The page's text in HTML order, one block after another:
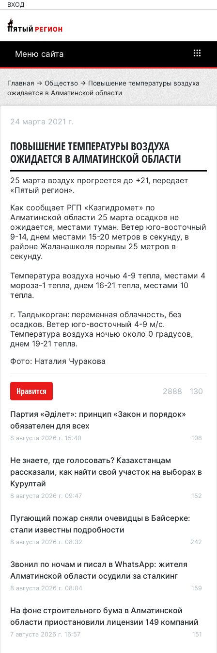
ВХОД
Меню сайта
Главная → Общество → Повышение температуры воздуха
ожидается в Алматинской области
24 марта 2021 г.
ПОВЫШЕНИЕ ТЕМПЕРАТУРЫ ВОЗДУХА
ОЖИДАЕТСЯ В АЛМАТИНСКОЙ ОБЛАСТИ
25 марта воздух прогреется до +21, передает
«Пятый регион».
Как сообщает РГП «Казгидромет» по
Алматинской области 25 марта осадков не
ожидается, местами туман. Ветер юго-восточный
9-14, днем местами 15-20 метров в секунду, в
районе Жаланашколя порывы 25 метров в
секунду.
Температура воздуха ночью 4-9 тепла, местами 4
мороза-1 тепла, днем 16-21 тепла, местами 10
тепла.
г. Талдыкорган: переменная облачность, без
осадков. Ветер юго-восточный 4-9 м/с.
Температура воздуха ночью около 0 градусов,
днем 19-21 тепла.
Фото: Наталия Чуракова
Нравится 2888 130
Партия «Әділет»: принцип «Закон и порядок»
обязателен для всех
8 августа 2026 г. 15:40 108
Не знаете, где голосовать? Казахстанцам
рассказали, как найти свой участок на выборах в
Курултай
8 августа 2026 г. 09:47 152
Пугающий пожар сняли очевидцы в Байсерке:
стали известны подробности
8 августа 2026 г. 08:32 242
Звонил по ночам и писал в WhatsApp: жителя
Алматинской области осудили за сталкинг
8 августа 2026 г. 08:04 159
На фоне строительного бума в Алматинской
области приостановили лицензии 149 компаний
7 августа 2026 г. 16:57 151